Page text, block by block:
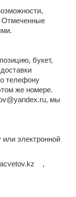
Отмеченные
букет,
телефону
же номере.
, мы
электронной
,